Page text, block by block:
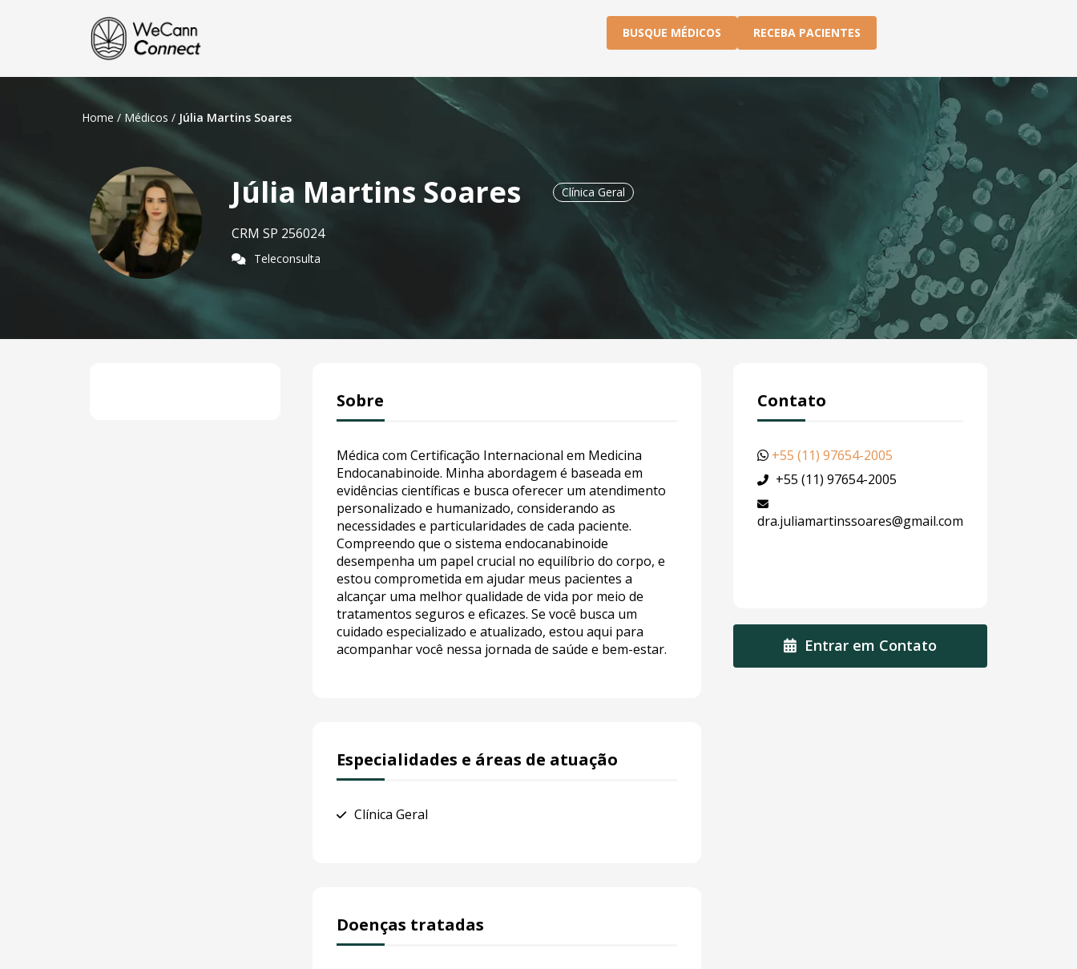
BUSQUE MÉDICOS RECEBA PACIENTES
Home / Médicos / Júlia Martins Soares
Júlia Martins Soares Clínica Geral
CRM SP 256024
Teleconsulta
Sobre
Médica com Certificação Internacional em Medicina
Endocanabinoide. Minha abordagem é baseada em
evidências científicas e busca oferecer um atendimento
personalizado e humanizado, considerando as
necessidades e particularidades de cada paciente.
Compreendo que o sistema endocanabinoide
desempenha um papel crucial no equilíbrio do corpo, e
estou comprometida em ajudar meus pacientes a
alcançar uma melhor qualidade de vida por meio de
tratamentos seguros e eficazes. Se você busca um
cuidado especializado e atualizado, estou aqui para
acompanhar você nessa jornada de saúde e bem-estar.
Especialidades e áreas de atuação
Clínica Geral
Doenças tratadas
Contato
+55 (11) 97654-2005
+55 (11) 97654-2005
dra.juliamartinssoares@gmail.com
Entrar em Contato